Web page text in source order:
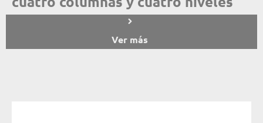
Ver más